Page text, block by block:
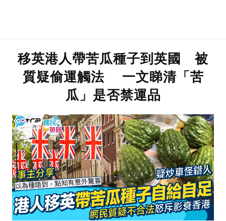
移英港人帶苦瓜種子到英國 被
質疑偷運觸法 一文睇清「苦
瓜」是否禁運品